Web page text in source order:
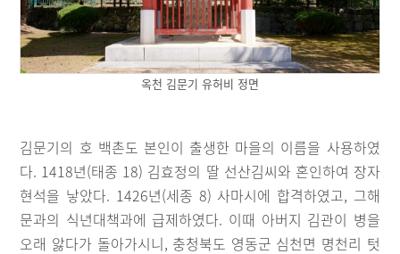
옥천 김문기 유허비 정면
김문기의 호 백촌도 본인이 출생한 마을의 이름을 사용하였
다. 1418년(태종 18) 김효정의 딸 선산김씨와 혼인하여 장자
현석을 낳았다. 1426년(세종 8) 사마시에 합격하였고, 그해
문과의 식년대책과에 급제하였다. 이때 아버지 김관이 병을
오래 앓다가 돌아가시니, 충청북도 영동군 심천면 명천리 텃